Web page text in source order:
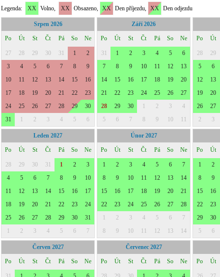
Legenda: XX Volno, XX Obsazeno, XX Den příjezdu, XX Den odjezdu
Srpen 2026
Po Út St Čt Pá So Ne
27 28 29 30 31 1
2
3
4 5 6 7 8
9
10
11 12 13 14 15
16
17
18 19 20 21 22
23
24
25 26 27 28 29
30
31
1 2 3 4 5 6
Září 2026
Po Út St Čt Pá So Ne
31 1 2 3 4 5
6
7
8 9 10 11 12
13
14
15 16 17 18 19
20
21
22 23 24 25 26
27
28
29 30 1 2 3
4
5
6 7 8 9 10 11
Po Út
28
29
5
6
12
13
19
20
26
27
2
3
Leden 2027
Po Út St Čt Pá So Ne
28 29 30 31 1 2
3
4
5 6 7 8 9
10
11
12 13 14 15 16
17
18
19 20 21 22 23
24
25
26 27 28 29 30
31
1
2 3 4 5 6 7
Únor 2027
Po Út St Čt Pá So Ne
1 2 3 4 5 6
7
8
9 10 11 12 13
14
15
16 17 18 19 20
21
22
23 24 25 26 27
28
1
2 3 4 5 6
7
8
9 10 11 12 13 14
Po Út
1
2
8
9
15
16
22
23
29
30
5
6
Červen 2027
Po Út St Čt Pá So Ne
Červenec 2027
Po Út St Čt Pá So Ne Po Út